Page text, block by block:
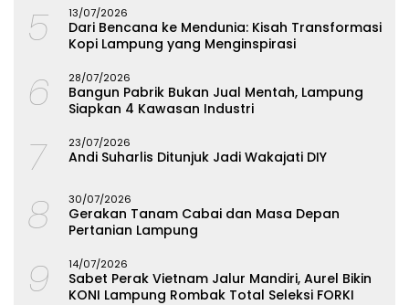
5 13/07/2026
Dari Bencana ke Mendunia: Kisah Transformasi
Kopi Lampung yang Menginspirasi
6 28/07/2026
Bangun Pabrik Bukan Jual Mentah, Lampung
Siapkan 4 Kawasan Industri
7 23/07/2026
Andi Suharlis Ditunjuk Jadi Wakajati DIY
8 30/07/2026
Gerakan Tanam Cabai dan Masa Depan
Pertanian Lampung
9 14/07/2026
Sabet Perak Vietnam Jalur Mandiri, Aurel Bikin
KONI Lampung Rombak Total Seleksi FORKI